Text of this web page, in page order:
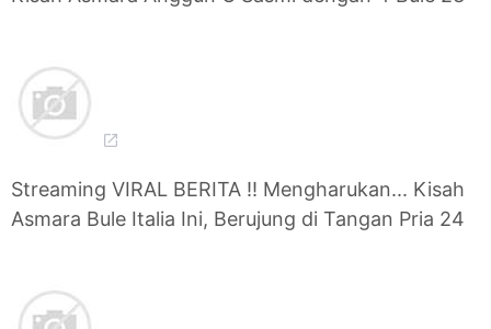
Streaming VIRAL BERITA !! Mengharukan... Kisah
Asmara Bule Italia Ini, Berujung di Tangan Pria 24